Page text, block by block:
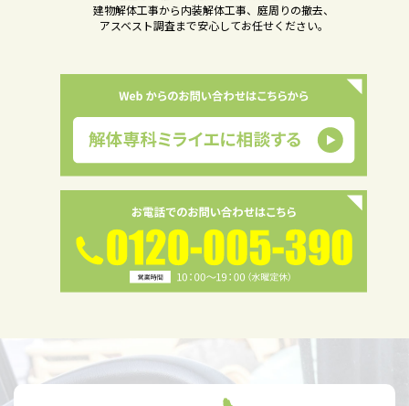
建物解体工事から内装解体工事、庭周りの撤去、
アスベスト調査まで安心してお任せください。